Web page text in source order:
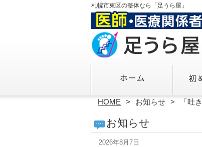
札幌市東区の整体なら「足うら屋」
HOME お知らせ 「吐
お知らせ
2026年8月7日